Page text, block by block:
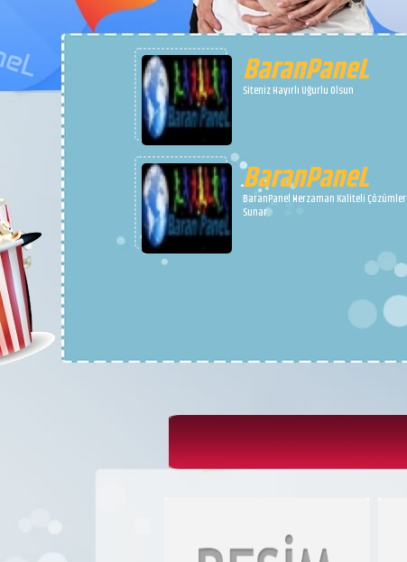
BaranPaneL
Siteniz Hayırlı Uğurlu Olsun
BaranPaneL
BaranPanel Herzaman Kaliteli Çözümler
Sunar